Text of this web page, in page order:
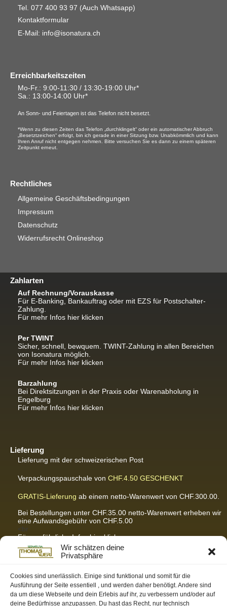
Wir schätzen deine
Privatsphäre
Cookies sind unerlässlich. Einige sind funktional und somit für die
Ausführung der Seite essentiell , und werden daher benötigt. Andere sind
da um diese Webseite und dein Erlebis auf ihr, zu verbessern und/oder auf
deine Bedürfnisse anzupassen. Du hast das Recht, nur technisch
Tel. 077 400 93 97 (Auch Whatsapp)
Kontaktformular
E-Mail: info@isonatura.ch
Erreichbarkeitszeiten
Mo-Fr.: 9:00-11:30 / 13:30-19:00 Uhr*
Sa. : 13:00-14:00 Uhr*
An Sonn- und Feiertagen ist das Telefon nicht besetzt.
*Wenn zu diesen Zeiten das Telefon „durchklingelt“ oder ein automatischer Abbruch
„Besetztzeichen“ erfolgt, bin ich gerade in einer Sitzung bzw. Unabkömmlich und kann
Ihren Anruf nicht entgegen nehmen. Bitte versuchen Sie es dann zu einem späteren
Zeitpunkt erneut.
Rechtliches
Allgemeine Geschäftsbedingungen
Impressum
Datenschutz
Widerrufsrecht Onlineshop
Zahlarten
Auf Rechnung/Vorauskasse
Für E-Banking, Bankauftrag oder mit EZS für Postschalter-
Zahlung.
Für mehr Infos hier klicken
Per TWINT
Sicher, schnell, bewquem. TWINT-Zahlung in allen Bereichen
von Isonatura möglich.
Für mehr Infos hier klicken
Barzahlung
Bei Direktsitzungen in der Praxis oder Warenabholung in
Engelburg
Für mehr Infos hier klicken
Lieferung
Lieferung mit der schweizerischen Post
Verpackungspauschale von CHF.4.50 GESCHENKT
GRATIS-Lieferung ab einem netto-Warenwert von CHF.300.00.
Bei Bestellungen unter CHF.35.00 netto-Warenwert erheben wir
eine Aufwandsgebühr von CHF.5.00
<br
Für ausführliche Infos hier klicken
Partnerseiten / Empfehlungen
K-Wellness – Karin Meier
Massagen und Kosmetik. Gönnen Sie sich was Gutes.